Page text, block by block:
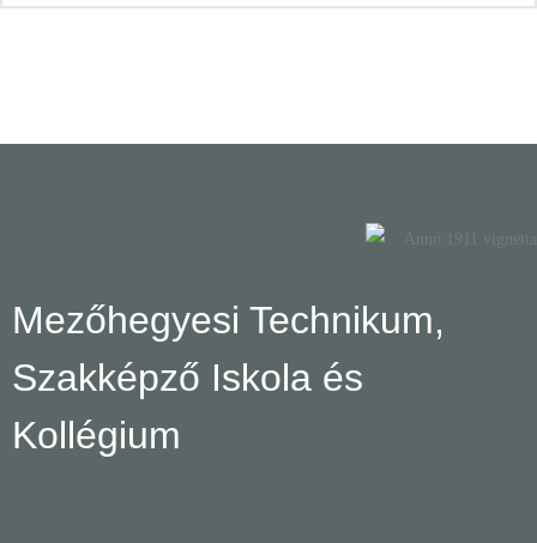
Mezőhegyesi Technikum,
Szakképző Iskola és
Kollégium